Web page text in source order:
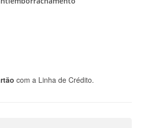
com a Linha de Crédito.